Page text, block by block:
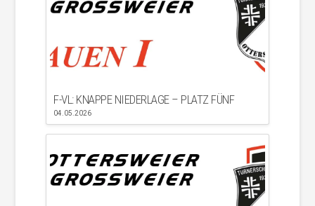
F-VL: KNAPPE NIEDERLAGE – PLATZ FÜNF
04.05.2026